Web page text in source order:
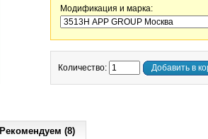
Модификация и марка:
Количество: Добавить в
Рекомендуем (8)